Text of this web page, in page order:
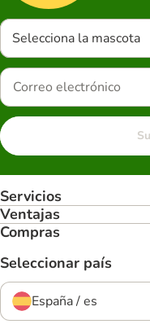
Selecciona la mascota
Servicios
Ventajas
Compras
Seleccionar país
España / es